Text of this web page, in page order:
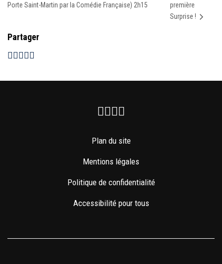
Porte Saint-Martin par la Comédie Française) 2h15
première
Surprise !
Partager
Facebook
Instagram
Youtube
Plan du site
Mentions légales
Politique de confidentialité
Accessibilité pour tous